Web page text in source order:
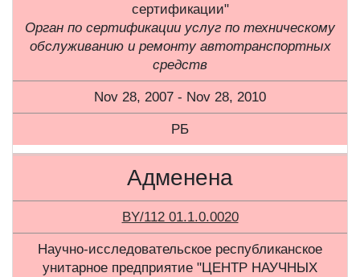
сертификации"
Орган по сертификации услуг по техническому
обслуживанию и ремонту автотранспортных
средств
Nov 28, 2007 - Nov 28, 2010
РБ
Адменена
BY/112 01.1.0.0020
Научно-исследовательское республиканское
унитарное предприятие "ЦЕНТР НАУЧНЫХ